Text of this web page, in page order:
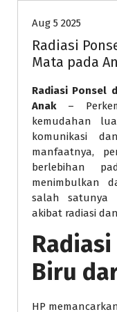
Aug 5 2025
Radiasi
Mata pada
Radiasi Ponsel
Anak–
kemudahan
komunikasi
manfaatnya,
berlebihan
menimbulkan
salah satunya
akibat radiasi
Biru
HP